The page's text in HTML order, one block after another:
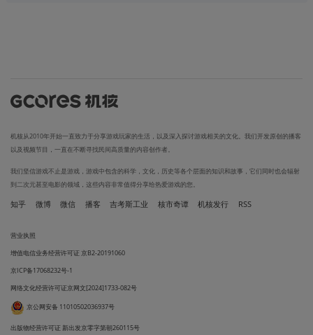
机核从2010年开始一直致力于分享游戏玩家的生活，以及深入探讨游戏相关的文化。我们开发原创的播客
以及视频节目，一直在不断寻找民间高质量的内容创作者。
我们坚信游戏不止是游戏，游戏中包含的科学，文化，历史等各个层面的知识和故事，它们同时也会辐射
到二次元甚至电影的领域，这些内容非常值得分享给热爱游戏的您。
知乎 微博 微信 播客 吉考斯工业 核市奇谭 机核发行 RSS
营业执照
增值电信业务经营许可证 京B2-20191060
京ICP备17068232号-1
网络文化经营许可证京网文[2024]1733-082号
京公网安备 11010502036937号
出版物经营许可证 新出发京零字第朝260115号